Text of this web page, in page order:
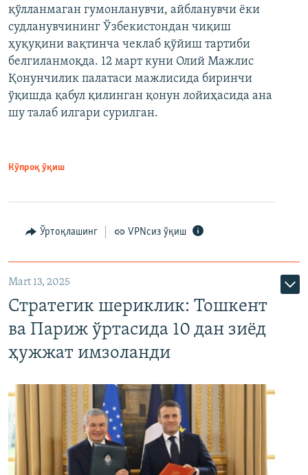
қўлланмаган гумонланувчи, айбланувчи ёки
судланувчининг Ўзбекистондан чиқиш
ҳуқуқини вақтинча чеклаб қўйиш тартиби
белгиланмоқда. 12 март куни Олий Мажлис
Қонунчилик палатаси мажлисида биринчи
ўқишда қабул қилинган қонун лойиҳасида ана
шу талаб илгари сурилган.
Кўпроқ ўқиш
Ўртоқлашинг VPNсиз ўқиш
Mart 13, 2025
Стратегик шериклик: Тошкент
ва Париж ўртасида 10 дан зиёд
ҳужжат имзоланди